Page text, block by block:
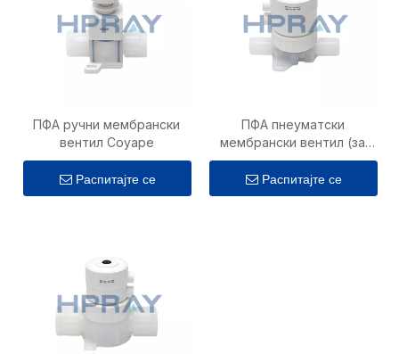
ПФА ручни мембрански
вентил Соуаре
Распитајте се
ПФА пнеуматски
мембрански вентил (за
ЦМП муљ)
Распитајте се